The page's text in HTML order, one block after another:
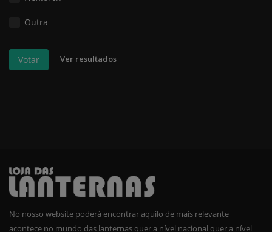
Outra
Votar Ver resultados
No nosso website poderá encontrar aquilo de mais relevante
acontece no mundo das lanternas quer a nível nacional quer a nível